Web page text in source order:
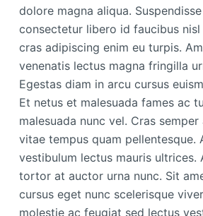
dolore magna aliqua.
consectetur libero id faucibus
cras adipiscing enim eu turpis.
venenatis lectus magna fringilla
Egestas diam in arcu cursus
Et netus et malesuada fames ac
malesuada nunc vel. Cras
vitae tempus quam pellentesque.
vestibulum lectus mauris ultrices.
tortor at auctor urna nunc. Sit
cursus eget nunc scelerisque
molestie ac feugiat sed lectus